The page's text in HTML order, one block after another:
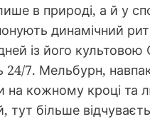
в природі, а й у
динамічний
із його
24/7. Мельбурн,
на кожному кроці та
тут більше